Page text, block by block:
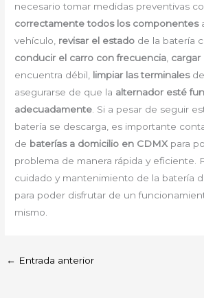
necesario tomar medidas preventivas
correctamente todos los componentes
vehículo, revisar el estado de la batería
conducir el carro con frecuencia, cargar
encuentra débil, limpiar las terminales
asegurarse de que la alternador esté
adecuadamente. Si a pesar de seguir
batería se descarga, es importante
de baterías a domicilio en CDMXpara
problema de manera rápida y eficiente.
cuidado y mantenimiento de la batería
para poder disfrutar de un
mismo.
← Entrada anterior